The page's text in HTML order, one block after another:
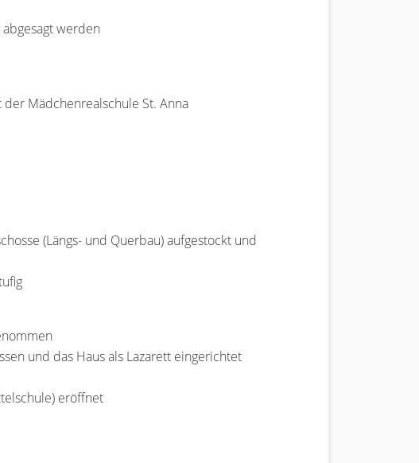
werden
Mädchenrealschule St. Anna
(Längs- und Querbau) aufgestockt und
und das Haus als Lazarett eingerichtet
eröffnet